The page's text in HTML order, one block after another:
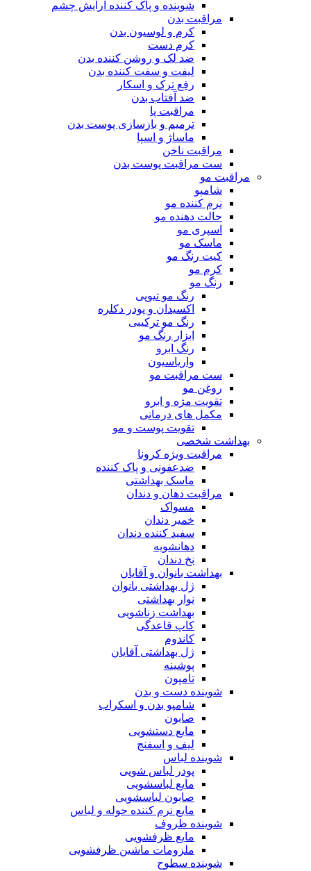
شوینده و پاک کننده آرایش چشم
مراقبت بدن
کرم و لوسیون بدن
کرم دست
ضد لک و روشن کننده بدن
لیفت و سفت کننده بدن
رفع ترک و اسکار
ضد آفتاب بدن
مراقبت پا
ترمیم و بازسازی پوست بدن
ماساژ و اسپا
مراقبت ناخن
ست مراقبت پوست بدن
مراقبت مو
شامپو
نرم کننده مو
حالت دهنده مو
اسپری مو
ماسک مو
کیت رنگ مو
کرم مو
رنگ مو
رنگ مو تیوپی
اکسیدان و پودر دکلره
رنگ مو ترکیبی
ابزار رنگ مو
رنگ ابرو
واریاسیون
ست مراقبت مو
روغن مو
تقویت مژه و ابرو
مکمل های درمانی
تقویت پوست و مو
بهداشت شخصی
مراقبت ویژه کرونا
ضدعفونی و پاک کننده
ماسک بهداشتی
مراقبت دهان و دندان
مسواک
خمیر دندان
سفید کننده دندان
دهانشویه
نخ دندان
بهداشت بانوان و آقایان
ژل بهداشتی بانوان
نوار بهداشتی
بهداشت زناشویی
کاپ قاعدگی
کاندوم
ژل بهداشتی آقایان
پوشینه
تامپون
شوینده دست و بدن
شامپو بدن و اسکراب
صابون
مایع دستشویی
لیف و اسفنج
شوینده لباس
پودر لباس شویی
مایع لباسشویی
صابون لباسشویی
مایع نرم کننده حوله و لباس
شوینده ظروف
مایع ظرفشویی
ملزومات ماشین ظرفشویی
شوینده سطوح